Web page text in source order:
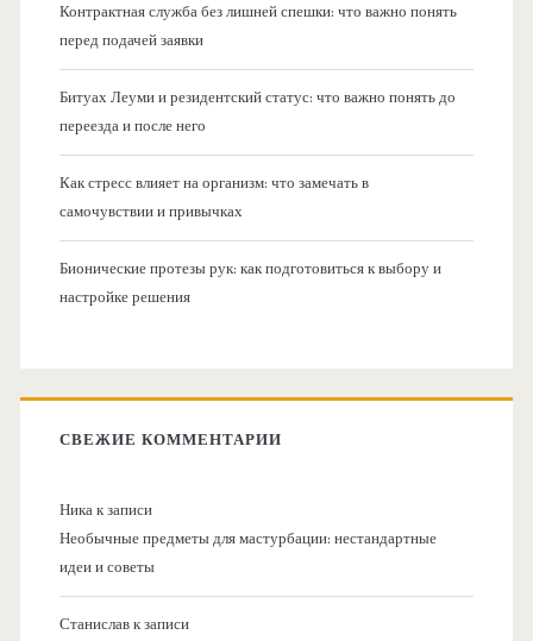
Контрактная служба без лишней спешки: что важно понять
перед подачей заявки
Битуах Леуми и резидентский статус: что важно понять до
переезда и после него
Как стресс влияет на организм: что замечать в
самочувствии и привычках
Бионические протезы рук: как подготовиться к выбору и
настройке решения
СВЕЖИЕ КОММЕНТАРИИ
Никак записи
Необычные предметы для мастурбации: нестандартные
идеи и советы
Станиславк записи